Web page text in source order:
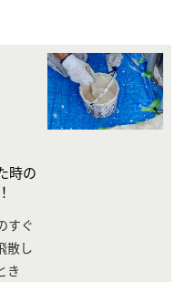
時の
すぐ
散し
き